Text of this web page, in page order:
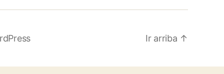
Ir arriba ↑